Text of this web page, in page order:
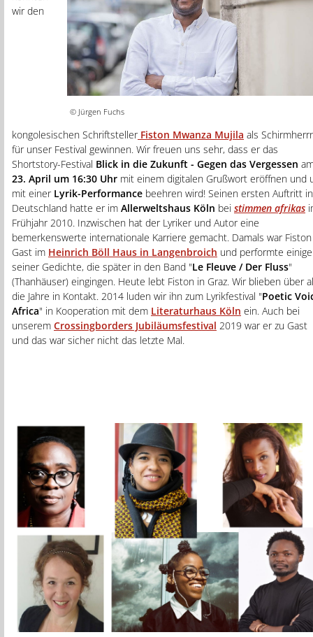
© Jürgen Fuchs
wir den
kongolesischen Schriftsteller Fiston Mwanza Mujila als
für unser Festival gewinnen. Wir freuen uns sehr, dass er das
Shortstory-Festival Blick in die Zukunft - Gegen das Vergessen
23. April um 16:30 Uhr mit einem digitalen Grußwort eröffnen und
mit einer Lyrik-Performance beehren wird! Seinen ersten Auftritt in
Deutschland hatte er im Allerweltshaus Köln bei stimmen afrikas
Frühjahr 2010. Inzwischen hat der Lyriker und Autor eine
bemerkenswerte internationale Karriere gemacht. Damals war
Gast im Heinrich Böll Haus in Langenbroich und performte einige
seiner Gedichte, die später in den Band "Le Fleuve / Der Fluss"
(Thanhäuser) eingingen. Heute lebt Fiston in Graz. Wir blieben über
die Jahre in Kontakt. 2014 luden wir ihn zum Lyrikfestival "Poetic
Africa" in Kooperation mit dem Literaturhaus Köln ein. Auch bei
unserem Crossingborders Jubiläumsfestival 2019 war er zu Gast
und das war sicher nicht das letzte Mal.